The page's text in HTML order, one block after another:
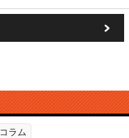
コラム